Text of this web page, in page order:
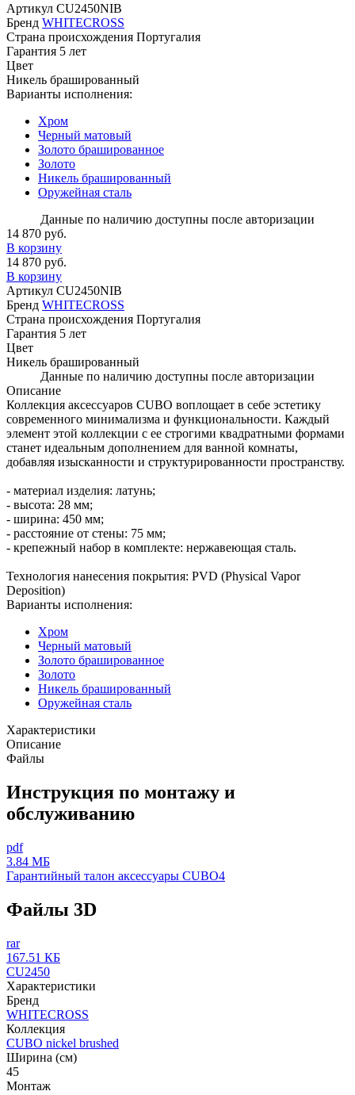
Артикул CU2450NIB
Бренд WHITECROSS
Страна происхождения Португалия
Гарантия 5 лет
Цвет
Никель брашированный
Варианты исполнения:
Хром
Черный матовый
Золото брашированное
Золото
Никель брашированный
Оружейная сталь
Данные по наличию доступны после авторизации
14 870 руб.
В корзину
14 870 руб.
В корзину
Артикул CU2450NIB
Бренд WHITECROSS
Страна происхождения Португалия
Гарантия 5 лет
Цвет
Никель брашированный
Данные по наличию доступны после авторизации
Описание
Коллекция аксессуаров CUBO воплощает в себе эстетику
современного минимализма и функциональности. Каждый
элемент этой коллекции с ее строгими квадратными формами
станет идеальным дополнением для ванной комнаты,
добавляя изысканности и структурированности пространству.
- материал изделия: латунь;
- высота: 28 мм;
- ширина: 450 мм;
- расстояние от стены: 75 мм;
- крепежный набор в комплекте: нержавеющая сталь.
Технология нанесения покрытия: PVD (Physical Vapor
Deposition)
Варианты исполнения:
Хром
Черный матовый
Золото брашированное
Золото
Никель брашированный
Оружейная сталь
Характеристики
Описание
Файлы
Инструкция по монтажу и
обслуживанию
pdf
3.84 МБ
Гарантийный талон аксессуары CUBO4
Файлы 3D
rar
167.51 КБ
CU2450
Характеристики
Бренд
WHITECROSS
Коллекция
CUBO nickel brushed
Ширина (см)
45
Монтаж